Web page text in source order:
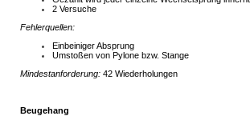
2 Versuche
Fehlerquellen:
Einbeiniger Absprung
Umstoßen von Pylone bzw. Stange
Mindestanforderung:42 Wiederholungen
Beugehang